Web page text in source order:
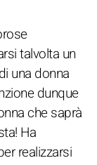
talvolta un
una donna
dunque
che saprà
Ha
realizzarsi